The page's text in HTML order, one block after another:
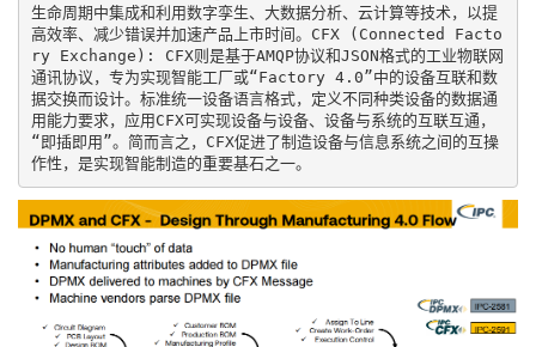
生命周期中集成和利用数字孪生、大数据分析、云计算等技术，以提
高效率、减少错误并加速产品上市时间。CFX (Connected Facto
ry Exchange): CFX则是基于AMQP协议和JSON格式的工业物联网
通讯协议，专为实现智能工厂或“Factory 4.0”中的设备互联和数
据交换而设计。标准统一设备语言格式，定义不同种类设备的数据通
用能力要求，应用CFX可实现设备与设备、设备与系统的互联互通，
“即插即用”。简而言之，CFX促进了制造设备与信息系统之间的互操